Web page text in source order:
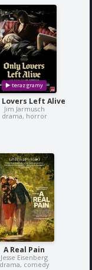
Lovers Left Alive
Jim Jarmusch
drama, horror
A Real Pain
Jesse Eisenberg
drama, comedy